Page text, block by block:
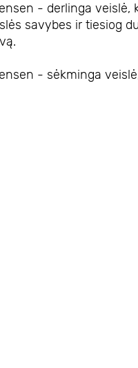
- derlinga
savybes ir tiesiog
- sėkminga